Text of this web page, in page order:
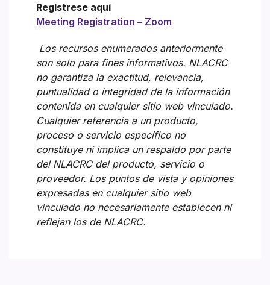
Regístrese aquí
Meeting Registration – Zoom
Los recursos enumerados anteriormente
son solo para fines informativos. NLACRC
no garantiza la exactitud, relevancia,
puntualidad o integridad de la información
contenida en cualquier sitio web vinculado.
Cualquier referencia a un producto,
proceso o servicio específico no
constituye ni implica un respaldo por parte
del NLACRC del producto, servicio o
proveedor. Los puntos de vista y opiniones
expresadas en cualquier sitio web
vinculado no necesariamente establecen ni
reflejan los de NLACRC.